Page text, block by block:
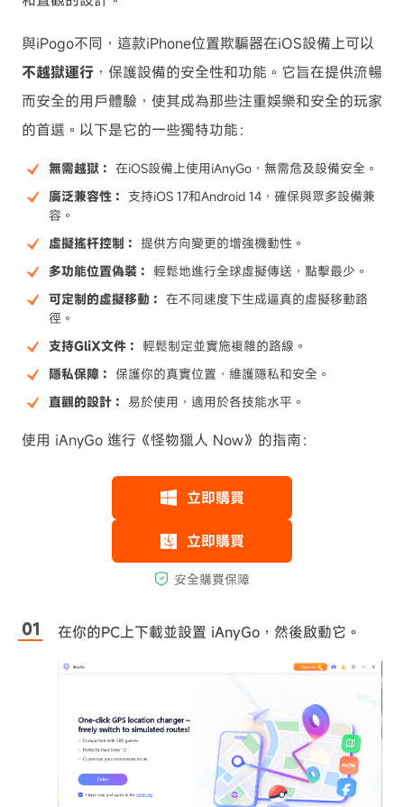
與iPogo不同，這款iPhone位置欺騙器在iOS設備上可以
不越獄運行 ，保護設備的安全性和功能。它旨在提供流暢
而安全的用戶體驗，使其成為那些注重娛樂和安全的玩家
的首選。以下是它的一些獨特功能：
無需越獄： 在iOS設備上使用iAnyGo，無需危及設備安全。
廣泛兼容性： 支持iOS 17和Android 14，確保與眾多設備兼
容。
虛擬搖杆控制： 提供方向變更的增強機動性。
多功能位置偽裝： 輕鬆地進行全球虛擬傳送，點擊最少。
可定制的虛擬移動： 在不同速度下生成逼真的虛擬移動路
徑。
支持GliX文件： 輕鬆制定並實施複雜的路線。
隱私保障： 保護你的真實位置，維護隱私和安全。
直觀的設計： 易於使用，適用於各技能水平。
使用 iAnyGo 進行《怪物獵人 Now》的指南：
在你的PC上下載並設置 iAnyGo，然後啟動它。